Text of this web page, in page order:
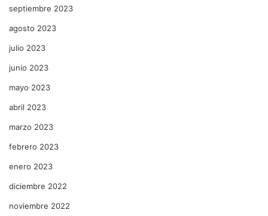
septiembre 2023
agosto 2023
julio 2023
junio 2023
mayo 2023
abril 2023
marzo 2023
febrero 2023
enero 2023
diciembre 2022
noviembre 2022